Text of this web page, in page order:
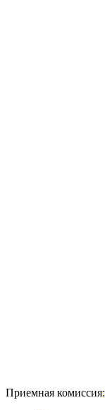
Приемная комиссия: